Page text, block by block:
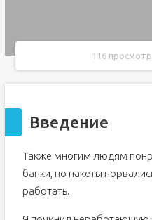
116
Введение
Также многим людям
банки, но пакеты
работать.